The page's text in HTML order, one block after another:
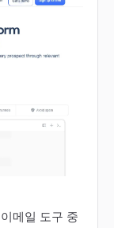
메일 도구 중